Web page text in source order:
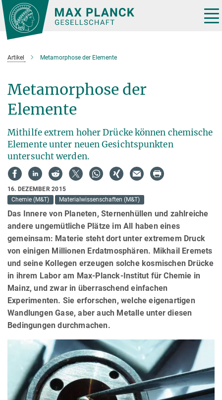
Hauptinhalt
Artikel Metamorphose der Elemente
Metamorphose der
Elemente
Mithilfe extrem hoher Drücke können chemische
Elemente unter neuen Gesichtspunkten
untersucht werden.
16. DEZEMBER 2015
Chemie (M&T)
Materialwissenschaften (M&T)
Das Innere von Planeten, Sternenhüllen und zahlreiche
andere ungemütliche Plätze im All haben eines
gemeinsam: Materie steht dort unter extremem Druck
von einigen Millionen Erdatmosphären. Mikhail Eremets
und seine Kollegen erzeugen solche kosmischen Drücke
in ihrem Labor am Max-Planck-Institut für Chemie in
Mainz, und zwar in überraschend einfachen
Experimenten. Sie erforschen, welche eigenartigen
Wandlungen Gase, aber auch Metalle unter diesen
Bedingungen durchmachen.